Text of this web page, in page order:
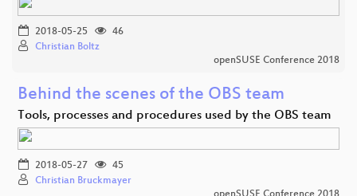
2018-05-25
46
Christian Boltz
openSUSE Conference 2018
Behind the scenes of the OBS team
Tools, processes and procedures used by the OBS team
2018-05-27
45
Christian Bruckmayer